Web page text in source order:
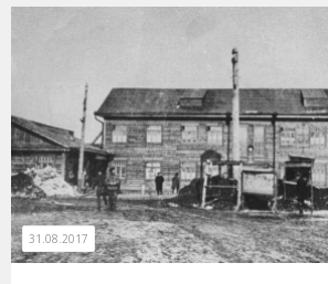
31.08.2017